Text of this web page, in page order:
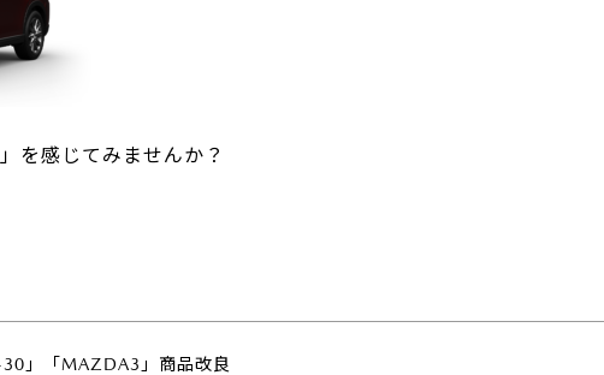
を感じてみませんか？
30」「MAZDA3」商品改良